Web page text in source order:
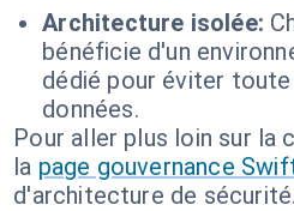
Architecture isolée:
bénéficie d'un
dédié pour éviter
données.
Pour aller plus loin sur la
la page gouvernance
d'architecture de sécurité.